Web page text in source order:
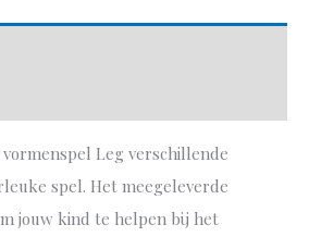
Leg verschillende
spel. Het meegeleverde
jouw kind te helpen bij het